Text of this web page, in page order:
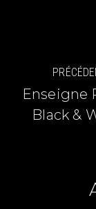
Enseigne
Black &